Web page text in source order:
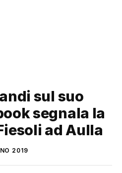
sul suo
segnala la
ad Aulla
2019